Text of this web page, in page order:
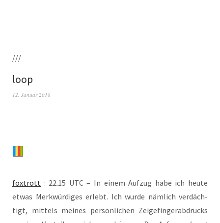
///
loop
12. Januar 2018
fox­trott : 22.15 UTC – In einem Auf­zug habe ich heu­te
etwas Merk­wür­di­ges erlebt. Ich wur­de näm­lich ver­däch­
tigt, mit­tels mei­nes per­sön­li­chen Zei­ge­fin­ger­ab­drucks